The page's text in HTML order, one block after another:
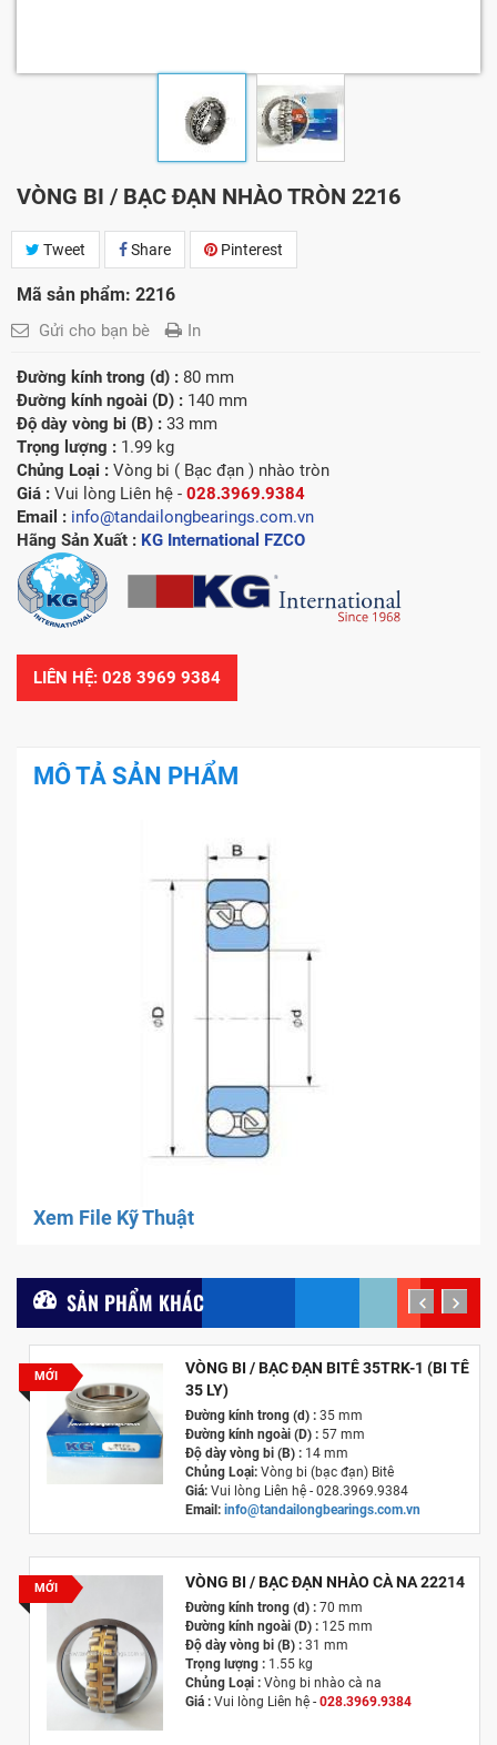
VÒNG BI / BẠC ĐẠN NHÀO TRÒN 2216
Tweet Share Pinterest
Mã sản phẩm: 2216
Gửi cho bạn bè In
Đường kính trong (d) : 80 mm
Đường kính ngoài (D) : 140 mm
Độ dày vòng bi (B) : 33 mm
Trọng lượng : 1.99 kg
Chủng Loại : Vòng bi ( Bạc đạn ) nhào tròn
Giá : Vui lòng Liên hệ - 028.3969.9384
Email : info@tandailongbearings.com.vn
Hãng Sản Xuất : KG International FZCO
LIÊN HỆ: 028 3969 9384
MÔ TẢ SẢN PHẨM
Xem File Kỹ Thuật
SẢN PHẨM KHÁC
MỚI
VÒNG BI / BẠC ĐẠN BITÊ 35TRK-1 (BI TÊ
35 LY)
Đường kính trong (d) :35 mm
Đường kính ngoài (D) :57 mm
Độ dày vòng bi (B) :14 mm
Chủng Loại: Vòng bi (bạc đạn) Bitê
Giá:Vui lòng Liên hệ - 028.3969.9384
Email: info@tandailongbearings.com.vn
MỚI VÒNG BI / BẠC ĐẠN NHÀO CÀ NA 22214
Đường kính trong (d) :70 mm
Đường kính ngoài (D) :125 mm
Độ dày vòng bi (B) :31 mm
Trọng lượng : 1.55 kg
Chủng Loại : Vòng bi nhào cà na
Giá :Vui lòng Liên hệ - 028.3969.9384
prev next